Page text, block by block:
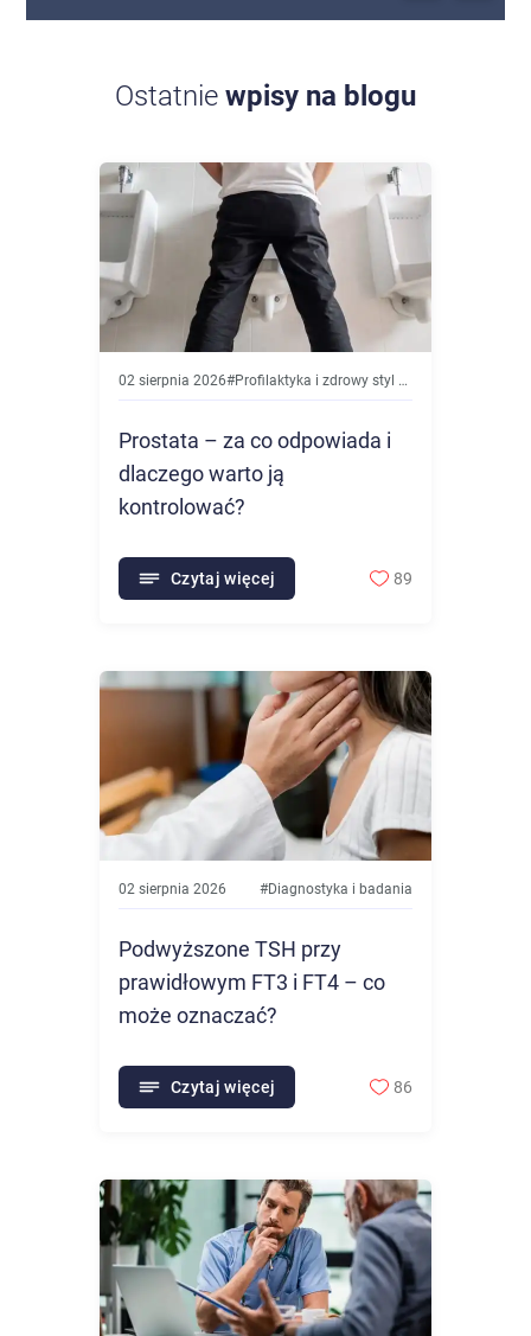
Ostatnie wpisy na blogu
02 sierpnia 2026#Profilaktyka i zdrowy styl życia
Prostata – za co odpowiada i
dlaczego warto ją
kontrolować?
Czytaj więcej 89
02 sierpnia 2026 #Diagnostyka i badania
Podwyższone TSH przy
prawidłowym FT3 i FT4 – co
może oznaczać?
Czytaj więcej 86